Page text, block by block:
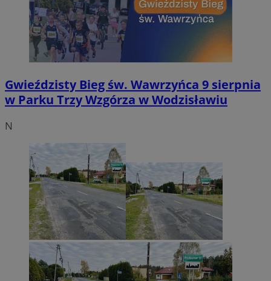
Gwieździsty Bieg św. Wawrzyńca 9 sierpnia
w Parku Trzy Wzgórza w Wodzisławiu
N